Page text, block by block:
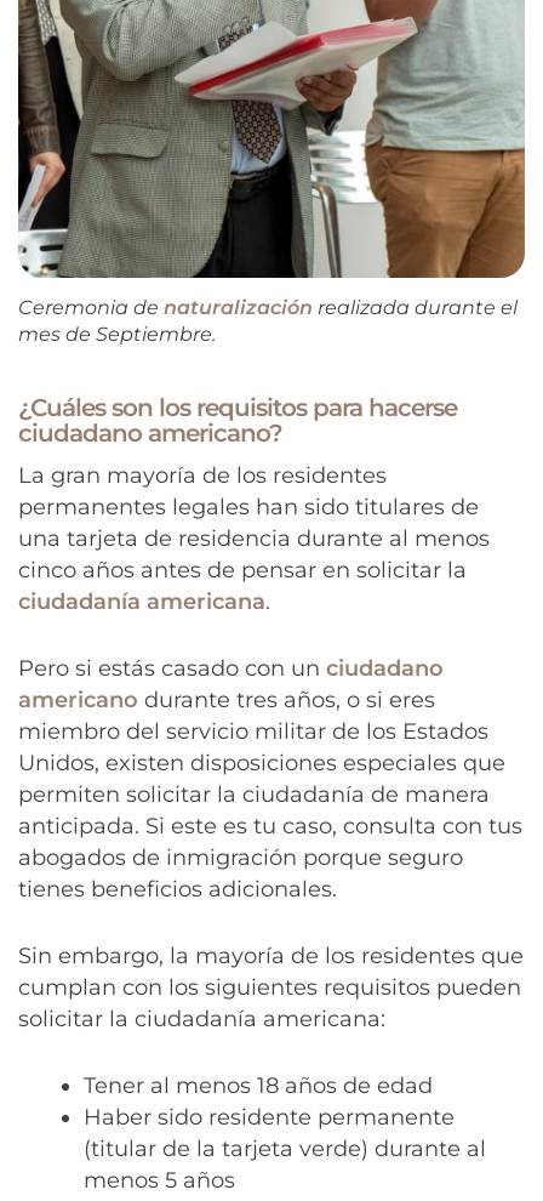
Ceremonia de naturalización realizada durante el
mes de Septiembre.
¿Cuáles son los requisitos para hacerse
ciudadano americano?
La gran mayoría de los residentes
permanentes legales han sido titulares de
una tarjeta de residencia durante al menos
cinco años antes de pensar en solicitar la
ciudadanía americana.
Pero si estás casado ​​con un ciudadano
americano durante tres años, o si eres
miembro del servicio militar de los Estados
Unidos, existen disposiciones especiales que
permiten solicitar la ciudadanía de manera
anticipada. Si este es tu caso, consulta con tus
abogados de inmigración porque seguro
tienes beneficios adicionales.
Sin embargo, la mayoría de los residentes que
cumplan con los siguientes requisitos pueden
solicitar la ciudadanía americana:
Tener al menos 18 años de edad
Haber sido residente permanente
(titular de la tarjeta verde) durante al
menos 5 años